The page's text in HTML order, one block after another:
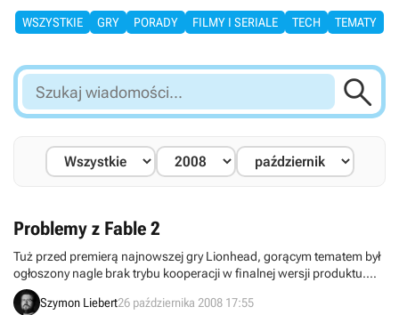
WSZYSTKIE GRY PORADY FILMY I SERIALE TECH TEMATY
Szukaj
wiadomości...

Problemy z Fable 2
Tuż przed premierą najnowszej gry Lionhead, gorącym tematem był
ogłoszony nagle brak trybu kooperacji w finalnej wersji produktu.
Wobec krytycznych głosów studio szybko się zreflektowało i obiecało
uaktualnienie dodające tę opcję już w dniu premiery. Wygląda jednak
Szymon Liebert26 października 2008 17:55